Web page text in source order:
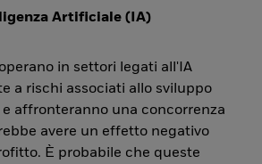
Artificiale (IA)
in settori legati all'IA
a rischi associati allo sviluppo
affronteranno una concorrenza
avere un effetto negativo
È probabile che queste